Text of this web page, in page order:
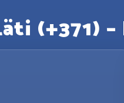
(+371)